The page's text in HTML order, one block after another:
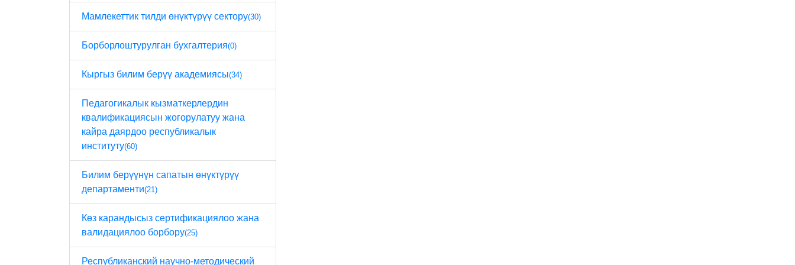
Мамлекеттик тилди өнүктүрүү сектору(30)
Борборлоштурулган бухгалтерия(0)
Кыргыз билим берүү академиясы(34)
Педагогикалык кызматкерлердин
квалификациясын жогорулатуу жана
кайра даярдоо республикалык
институту(60)
Билим берүүнүн сапатын өнүктүрүү
департаменти(21)
Көз карандысыз сертификациялоо жана
валидациялоо борбору(25)
Республиканский научно-методический